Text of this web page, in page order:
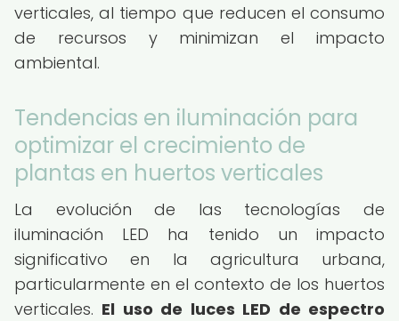
verticales, al tiempo que reducen el consumo
de recursos y minimizan el impacto
ambiental.
Tendencias en iluminación para
optimizar el crecimiento de
plantas en huertos verticales
La evolución de las tecnologías de
iluminación LED ha tenido un impacto
significativo en la agricultura urbana,
particularmente en el contexto de los huertos
verticales. El uso de luces LED de espectro